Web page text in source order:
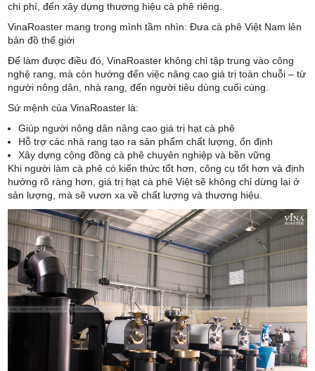
chi phí, đến xây dựng thương hiệu cà phê riêng.
VinaRoaster mang trong mình tầm nhìn: Đưa cà phê Việt Nam lên
bản đồ thế giới
Để làm được điều đó, VinaRoaster không chỉ tập trung vào công
nghệ rang, mà còn hướng đến việc nâng cao giá trị toàn chuỗi – từ
người nông dân, nhà rang, đến người tiêu dùng cuối cùng.
Sứ mệnh của VinaRoaster là:
Giúp người nông dân nâng cao giá trị hạt cà phê
Hỗ trợ các nhà rang tạo ra sản phẩm chất lượng, ổn định
Xây dựng cộng đồng cà phê chuyên nghiệp và bền vững
Khi người làm cà phê có kiến thức tốt hơn, công cụ tốt hơn và định
hướng rõ ràng hơn, giá trị hạt cà phê Việt sẽ không chỉ dừng lại ở
sản lượng, mà sẽ vươn xa về chất lượng và thương hiệu.